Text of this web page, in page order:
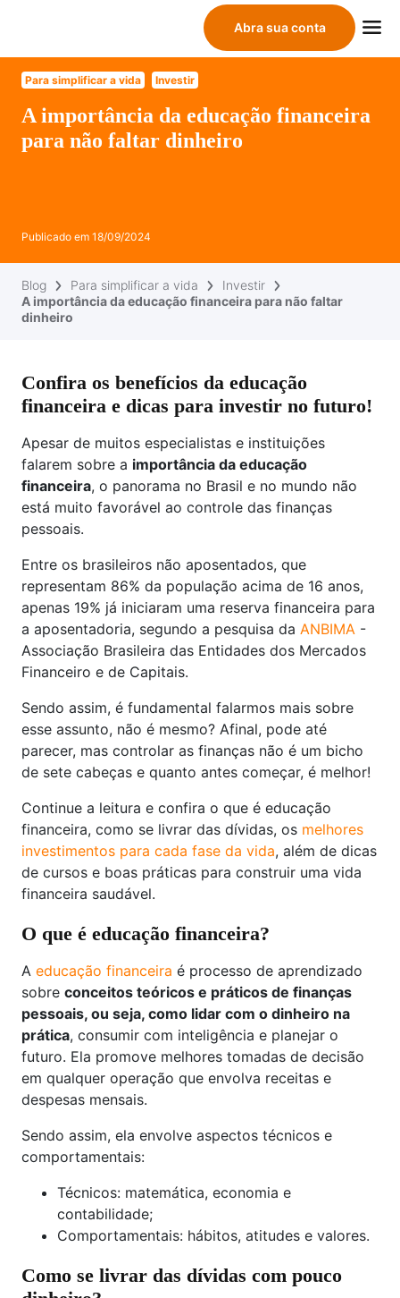
Abra sua conta
Para simplificar a vida Investir
A importância da educação financeira
para não faltar dinheiro
Publicado em 18/09/2024
Blog Para simplificar a vida
Investir
A importância da educação financeira para não faltar
dinheiro
Confira os benefícios da educação
financeira e dicas para investir no futuro!
Apesar de muitos especialistas e instituições
falarem sobre a importância da educação
financeira, o panorama no Brasil e no mundo não
está muito favorável ao controle das finanças
pessoais.
Entre os brasileiros não aposentados, que
representam 86% da população acima de 16 anos,
apenas 19% já iniciaram uma reserva financeira para
a aposentadoria, segundo a pesquisa da ANBIMA -
Associação Brasileira das Entidades dos Mercados
Financeiro e de Capitais.
Sendo assim, é fundamental falarmos mais sobre
esse assunto, não é mesmo? Afinal, pode até
parecer, mas controlar as finanças não é um bicho
de sete cabeças e quanto antes começar, é melhor!
Continue a leitura e confira o que é educação
financeira, como se livrar das dívidas, os melhores
investimentos para cada fase da vida, além de dicas
de cursos e boas práticas para construir uma vida
financeira saudável.
O que é educação financeira?
A educação financeira é processo de aprendizado
sobre conceitos teóricos e práticos de finanças
pessoais, ou seja, como lidar com o dinheiro na
prática, consumir com inteligência e planejar o
futuro. Ela promove melhores tomadas de decisão
em qualquer operação que envolva receitas e
despesas mensais.
Sendo assim, ela envolve aspectos técnicos e
comportamentais:
Técnicos: matemática, economia e
contabilidade;
Comportamentais: hábitos, atitudes e valores.
Como se livrar das dívidas com pouco